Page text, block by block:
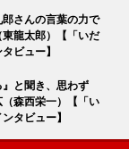
郎さんの言葉の力で
龍太郎）【「いだ
ビュー】
』と聞き、思わず
（森西栄一）【「い
タビュー】